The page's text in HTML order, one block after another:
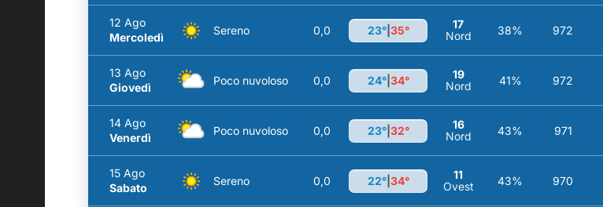
12 Ago
Mercoledì
Sereno 0,0 23°| 35°
17
Nord
38% 972
13 Ago
Giovedì
Poco nuvoloso 0,0 24°| 34°
19
Nord
41% 972
14 Ago
Venerdì
Poco nuvoloso 0,0 23°| 32°
16
Nord
43% 971
15 Ago
Sabato
Sereno 0,0 22°| 34°
11
Ovest
43% 970